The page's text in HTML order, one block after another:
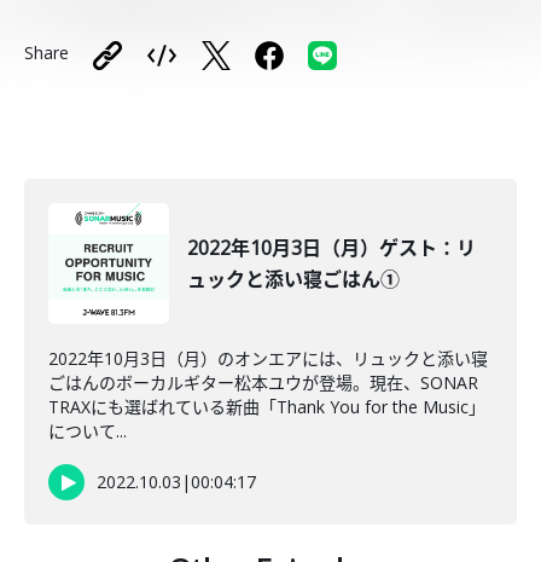
Share
2022年10月3日（月）ゲスト：リ
ュックと添い寝ごはん①
2022年10月3日（月）のオンエアには、リュックと添い寝
ごはんのボーカルギター松本ユウが登場。現在、SONAR
TRAXにも選ばれている新曲「Thank You for the Music」
について...
2022.10.03 |00:04:17